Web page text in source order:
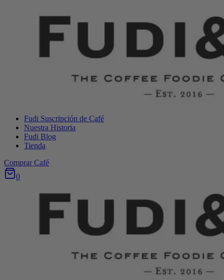
Fudi Suscripción de Café
Nuestra Historia
Fudi Blog
Tienda
Comprar Café
0